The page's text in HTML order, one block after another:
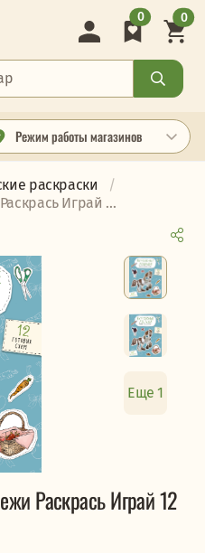
Режим работы магазинов
0 0
раскраски
Играй ...
Еще 1
Раскрась Играй 12